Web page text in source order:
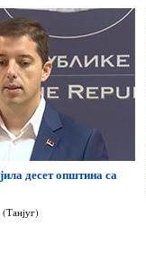
десет општина са